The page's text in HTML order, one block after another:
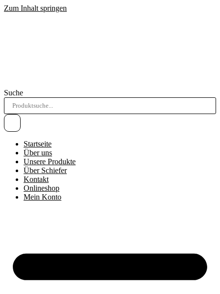
Zum Inhalt springen
Suche
Startseite
Über uns
Unsere Produkte
Über Schiefer
Kontakt
Onlineshop
Mein Konto